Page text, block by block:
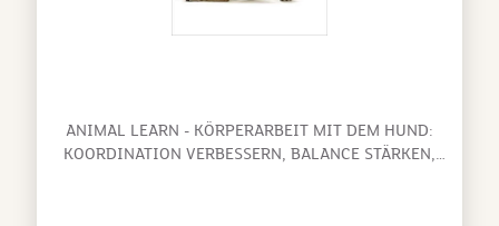
ANIMAL LEARN - KÖRPERARBEIT MIT DEM HUND:
KOORDINATION VERBESSERN, BALANCE STÄRKEN,